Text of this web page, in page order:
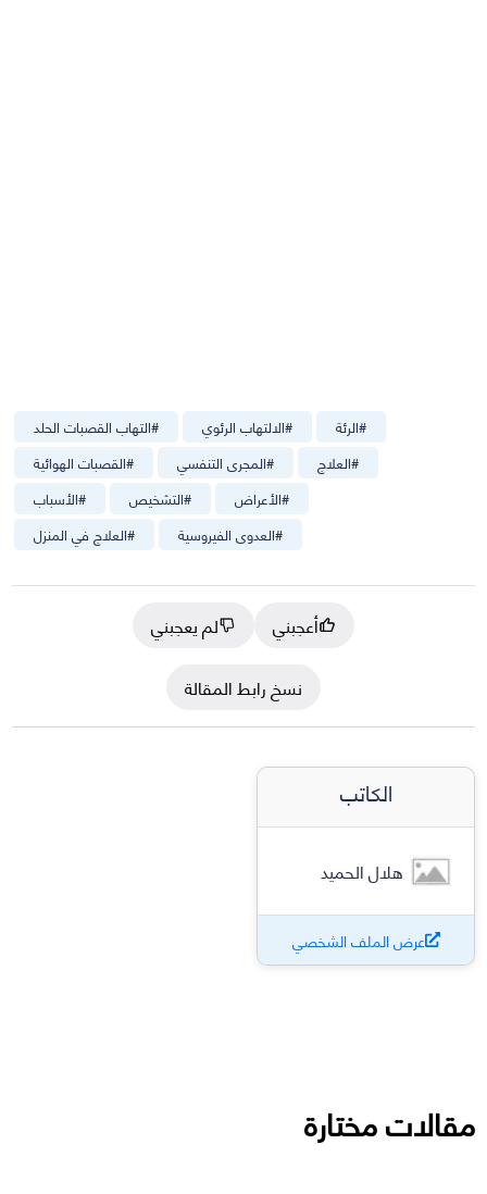
#التهاب القصبات الحلد #الالتهاب الرئوي #الرئة
#القصبات الهوائية #المجرى التنفسي #العلاج
#الأسباب #التشخيص #الأعراض
#العلاج في المنزل #العدوى الفيروسية
أعجبني
لم يعجبني
نسخ رابط المقالة
الكاتب
هلال الحميد
عرض الملف الشخصي
مقالات مختارة